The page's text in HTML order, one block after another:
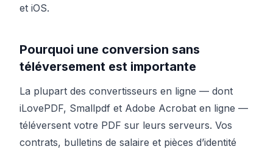
et iOS.
Pourquoi une conversion sans
téléversement est importante
La plupart des convertisseurs en ligne — dont
iLovePDF, Smallpdf et Adobe Acrobat en ligne —
téléversent votre PDF sur leurs serveurs. Vos
contrats, bulletins de salaire et pièces d’identité